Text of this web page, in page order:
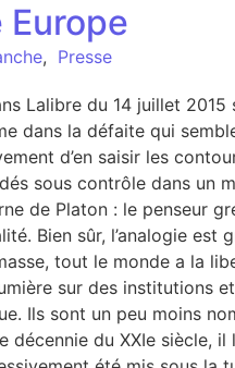
Europe
, Presse
Lalibre du 14 juillet
dans la défaite qui
d’en saisir les
sous contrôle dans un
de Platon : le penseur
Bien sûr, l’analogie
tout le monde a la
sur des institutions
Ils sont un peu moins
décennie du XXIe siècle,